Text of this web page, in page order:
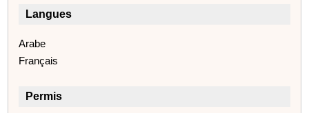
Langues
Arabe
Français
Permis